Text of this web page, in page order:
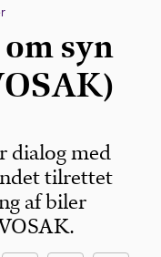
syn
dialog med
tilrettet
af biler